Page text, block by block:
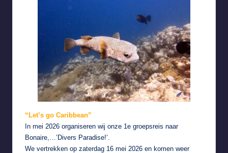
“Let’s go Caribbean”
In mei 2026 organiseren wij onze 1e groepsreis naar
Bonaire,…’Divers Paradise!’.
We vertrekken op zaterdag 16 mei 2026 en komen weer